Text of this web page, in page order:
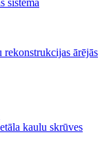
rekonstrukcijas ārējās
kaulu skrūves